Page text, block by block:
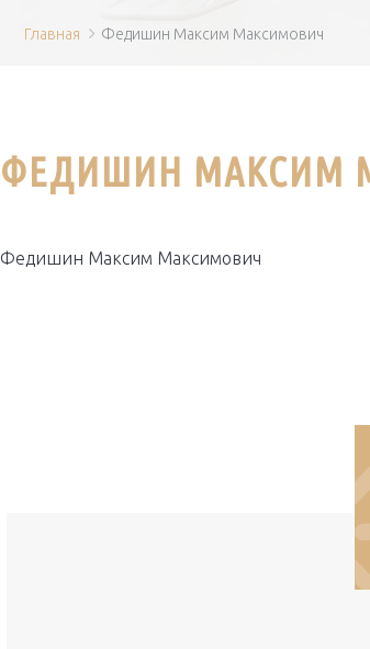
Главная Федишин Максим Максимович
ФЕДИШИН МАКСИМ
Федишин Максим Максимович